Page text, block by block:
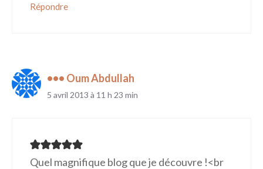
Répondre
••• Oum Abdullah
5 avril 2013 à 11 h 23 min
Quel magnifique blog que je découvre !<br